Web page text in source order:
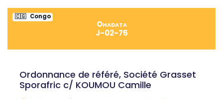
🇨🇬 Congo
Ohadata
J-02-75
Ordonnance de référé, Société Grasset
Sporafric c/ KOUMOU Camille